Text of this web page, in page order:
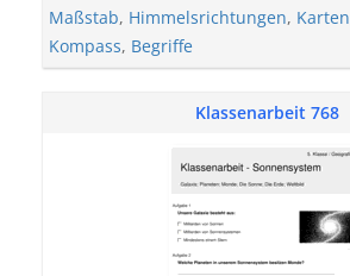
Maßstab, Himmelsrichtungen, Karten
Kompass, Begriffe
Klassenarbeit 768